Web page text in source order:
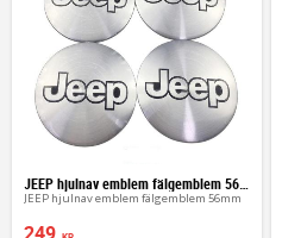
JEEP hjulnav emblem fälgemblem 56mm